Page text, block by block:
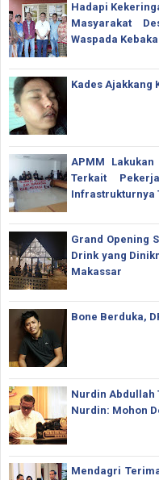
Hadapi
Masyarakat
Waspada
Kades Ajakkang
APMM
Terkait
Infrastrukturnya
Grand Opening
Drink yang
Makassar
Bone Berduka,
Nurdin Abdullah
Nurdin: Mohon
Mendagri